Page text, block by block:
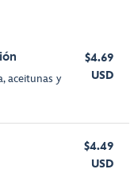
aceitunas y
$4.69
USD
$4.49
USD